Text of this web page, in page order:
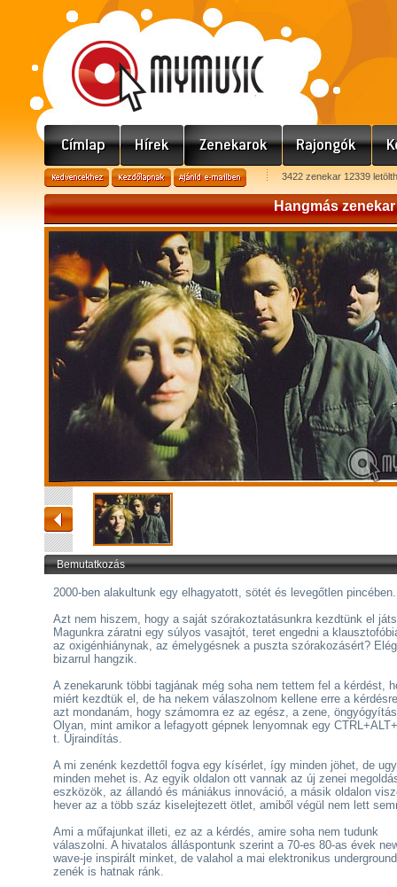
3422 zenekar 12339
Hangmás zenekar
Bemutatkozás
2000-ben alakultunk egy elhagyatott, sötét és levegőtlen
Azt nem hiszem, hogy a saját szórakoztatásunkra kezdtünk el
Magunkra záratni egy súlyos vasajtót, teret engedni a
az oxigénhiánynak, az émelygésnek a puszta szórakozásért? Elég
bizarrul hangzik.
A zenekarunk többi tagjának még soha nem tettem fel a kérdést,
miért kezdtük el, de ha nekem válaszolnom kellene erre a
azt mondanám, hogy számomra ez az egész, a zene,
Olyan, mint amikor a lefagyott gépnek lenyomnak egy
t. Újraindítás.
A mi zenénk kezdettől fogva egy kísérlet, így minden jöhet, de
minden mehet is. Az egyik oldalon ott vannak az új zenei
eszközök, az állandó és mániákus innováció, a másik oldalon
hever az a több száz kiselejtezett ötlet, amiből végül nem lett
Ami a műfajunkat illeti, ez az a kérdés, amire soha nem tudunk
válaszolni. A hivatalos álláspontunk szerint a 70-es 80-as évek
wave-je inspirált minket, de valahol a mai elektronikus underground
zenék is hatnak ránk.